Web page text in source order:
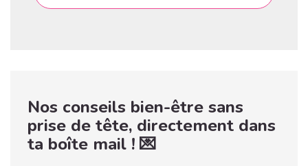
Nos conseils bien-être sans
prise de tête, directement dans
ta boîte mail ! 💌